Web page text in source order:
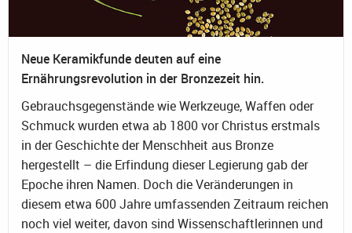
Neue Keramikfunde deuten auf eine
Ernährungsrevolution in der Bronzezeit hin.
Gebrauchsgegenstände wie Werkzeuge, Waffen oder
Schmuck wurden etwa ab 1800 vor Christus erstmals
in der Geschichte der Menschheit aus Bronze
hergestellt – die Erfindung dieser Legierung gab der
Epoche ihren Namen. Doch die Veränderungen in
diesem etwa 600 Jahre umfassenden Zeitraum reichen
noch viel weiter, davon sind Wissenschaftlerinnen und